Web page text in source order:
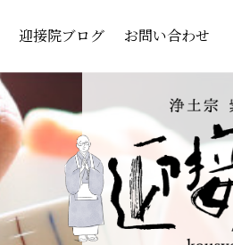
迎接院ブログ お問い合わせ